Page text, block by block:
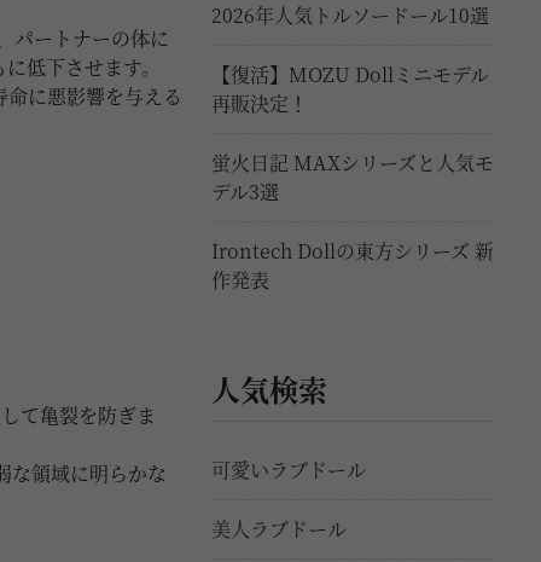
パートナーの体に
低下させます。
に悪影響を与える
て亀裂を防ぎま
な領域に明らかな
2026年人気トルソードール10選
【復活】MOZU Dollミニモデル
再販決定！
蛍火日記 MAXシリーズと人気モ
デル3選
Irontech Dollの東方シリーズ 新
作発表
人気検索
可愛いラブドール
美人ラブドール